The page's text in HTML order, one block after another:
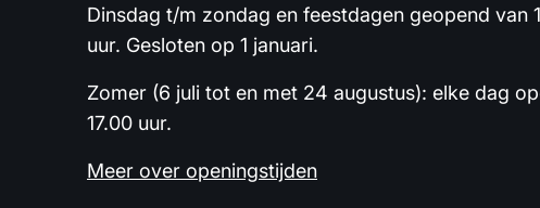
Dinsdag t/m zondag en feestdagen geopend van
uur. Gesloten op 1 januari.
Zomer (6 juli tot en met 24 augustus): elke dag
17.00 uur.
Meer over openingstijden